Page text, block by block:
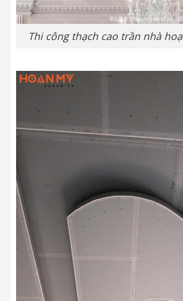
Thi công thạch cao trần nhà